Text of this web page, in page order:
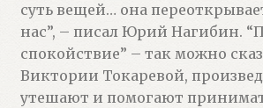
суть вещей… она
нас”, – писал Юрий Нагибин.
спокойствие” – так можно
Виктории Токаревой,
утешают и помогают